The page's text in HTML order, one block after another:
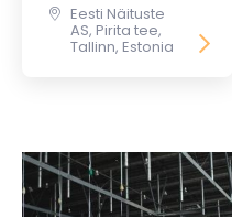
Eesti Näituste
AS, Pirita tee,
Tallinn, Estonia